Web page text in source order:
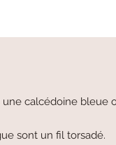
calcédoine bleue
sont un fil torsadé.